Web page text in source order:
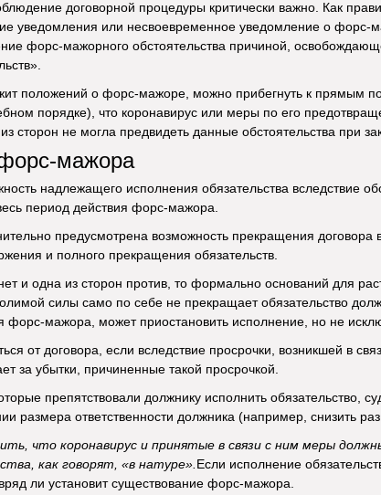
договорной процедуры критически важно. Как
уведомления или несвоевременное уведомление о
форс-мажорного обстоятельства причиной,
положений о форс-мажоре, можно прибегнуть к прямым
порядке), что коронавирус или меры по его
сторон не могла предвидеть данные обстоятельства при
мажора
надлежащего исполнения обязательства вследствие
период действия форс-мажора.
предусмотрена возможность прекращения
и полного прекращения обязательств.
и одна из сторон против, то формально оснований для
силы само по себе не прекращает обязательство
форс-мажора, может приостановить исполнение, но не
от договора, если вследствие просрочки, возникшей в
за убытки, причиненные такой просрочкой.
препятствовали должнику исполнить
размера ответственности должника (например, снизить
что коронавирус и принятые в связи с ним меры
как говорят, «в натуре». Если исполнение
ли установит существование форс-мажора.